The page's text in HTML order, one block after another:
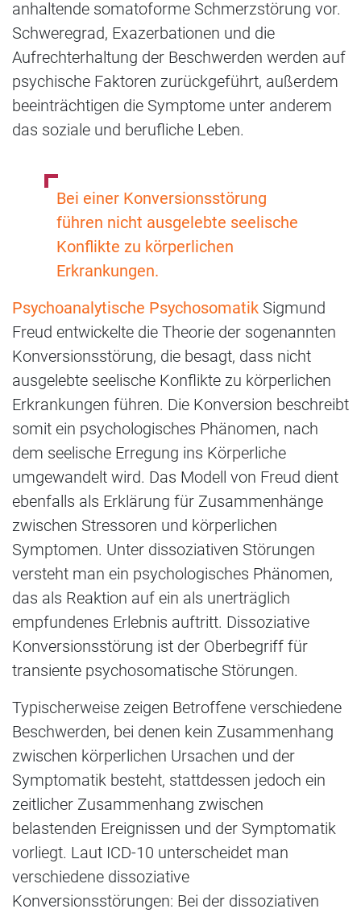
anhaltende somatoforme Schmerzstörung vor.
Schweregrad, Exazerbationen und die
Aufrechterhaltung der Beschwerden werden auf
psychische Faktoren zurückgeführt, außerdem
beeinträchtigen die Symptome unter anderem
das soziale und berufliche Leben.
Bei einer Konversionsstörung
führen nicht ausgelebte seelische
Konflikte zu körperlichen
Erkrankungen.
Psychoanalytische Psychosomatik Sigmund
Freud entwickelte die Theorie der sogenannten
Konversionsstörung, die besagt, dass nicht
ausgelebte seelische Konflikte zu körperlichen
Erkrankungen führen. Die Konversion beschreibt
somit ein psychologisches Phänomen, nach
dem seelische Erregung ins Körperliche
umgewandelt wird. Das Modell von Freud dient
ebenfalls als Erklärung für Zusammenhänge
zwischen Stressoren und körperlichen
Symptomen. Unter dissoziativen Störungen
versteht man ein psychologisches Phänomen,
das als Reaktion auf ein als unerträglich
empfundenes Erlebnis auftritt. Dissoziative
Konversionsstörung ist der Oberbegriff für
transiente psychosomatische Störungen.
Typischerweise zeigen Betroffene verschiedene
Beschwerden, bei denen kein Zusammenhang
zwischen körperlichen Ursachen und der
Symptomatik besteht, stattdessen jedoch ein
zeitlicher Zusammenhang zwischen
belastenden Ereignissen und der Symptomatik
vorliegt. Laut ICD-10 unterscheidet man
verschiedene dissoziative
Konversionsstörungen: Bei der dissoziativen